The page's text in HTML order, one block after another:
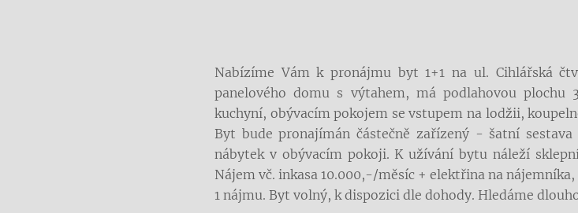
Nabízíme Vám k pronájmu byt 1+1 na ul. Cihlářská
panelového domu s výtahem, má podlahovou plochu
kuchyní, obývacím pokojem se vstupem na lodžii,
Byt bude pronajímán částečně zařízený - šatní
nábytek v obývacím pokoji. K užívání bytu náleží
Nájem vč. inkasa 10.000,-/měsíc + elektřina na
1 nájmu. Byt volný, k dispozici dle dohody. Hledáme